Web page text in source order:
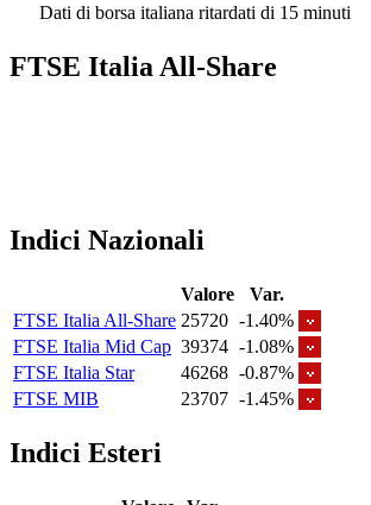
Dati di borsa italiana ritardati di 15 minuti
FTSE Italia All-Share
Indici Nazionali
Valore
Var.
FTSE Italia All-Share 25720 -1.40%
FTSE Italia Mid Cap 39374 -1.08%
FTSE Italia Star
46268 -0.87%
FTSE MIB
23707 -1.45%
Indici Esteri